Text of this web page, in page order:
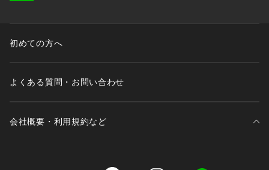
初めての方へ
よくある質問・お問い合わせ
会社概要・利用規約など